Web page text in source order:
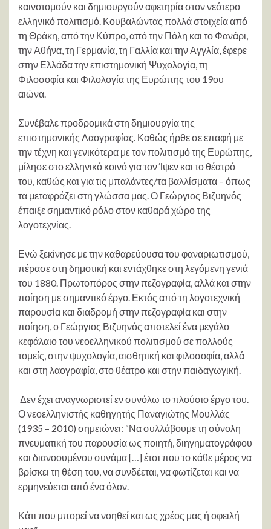
καινοτομούν και δημιουργούν αφετηρία στον νεότερο
ελληνικό πολιτισμό. Κουβαλώντας πολλά στοιχεία από
τη Θράκη, από την Κύπρο, από την Πόλη και το Φανάρι,
την Αθήνα, τη Γερμανία, τη Γαλλία και την Αγγλία, έφερε
στην Ελλάδα την επιστημονική Ψυχολογία, τη
Φιλοσοφία και Φιλολογία της Ευρώπης του 19ου
αιώνα.
Συνέβαλε προδρομικά στη δημιουργία της
επιστημονικής Λαογραφίας. Καθώς ήρθε σε επαφή με
την τέχνη και γενικότερα με τον πολιτισμό της Ευρώπης,
μίλησε στο ελληνικό κοινό για τον Ίψεν και το θέατρό
του, καθώς και για τις μπαλάντες/τα βαλλίσματα – όπως
τα μεταφράζει στη γλώσσα μας. Ο Γεώργιος Βιζυηνός
έπαιξε σημαντικό ρόλο στον καθαρά χώρο της
λογοτεχνίας.
Ενώ ξεκίνησε με την καθαρεύουσα του φαναριωτισμού,
πέρασε στη δημοτική και εντάχθηκε στη λεγόμενη γενιά
του 1880. Πρωτοπόρος στην πεζογραφία, αλλά και στην
ποίηση με σημαντικό έργο. Εκτός από τη λογοτεχνική
παρουσία και διαδρομή στην πεζογραφία και στην
ποίηση, ο Γεώργιος Βιζυηνός αποτελεί ένα μεγάλο
κεφάλαιο του νεοελληνικού πολιτισμού σε πολλούς
τομείς, στην ψυχολογία, αισθητική και φιλοσοφία, αλλά
και στη λαογραφία, στο θέατρο και στην παιδαγωγική.
Δεν έχει αναγνωριστεί εν συνόλω το πλούσιο έργο του.
Ο νεοελληνιστής καθηγητής Παναγιώτης Μουλλάς
(1935 – 2010) σημειώνει: “Να συλλάβουμε τη σύνολη
πνευματική του παρουσία ως ποιητή, διηγηματογράφου
και διανοουμένου συνάμα […] έτσι που το κάθε μέρος να
βρίσκει τη θέση του, να συνδέεται, να φωτίζεται και να
ερμηνεύεται από ένα όλον.
Κάτι που μπορεί να νοηθεί και ως χρέος μας ή οφειλή